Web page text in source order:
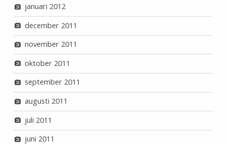
januari 2012
december 2011
november 2011
oktober 2011
september 2011
augusti 2011
juli 2011
juni 2011